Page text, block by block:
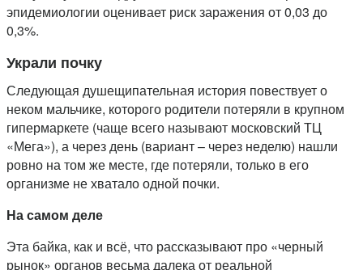
эпидемиологии оценивает риск заражения от 0,03 до
0,3%.
Украли почку
Следующая душещипательная история повествует о
неком мальчике, которого родители потеряли в крупном
гипермаркете (чаще всего называют московский ТЦ
«Мега»), а через день (вариант – через неделю) нашли
ровно на том же месте, где потеряли, только в его
организме не хватало одной почки.
На самом деле
Эта байка, как и всё, что рассказывают про «черный
рынок» органов весьма далека от реальной